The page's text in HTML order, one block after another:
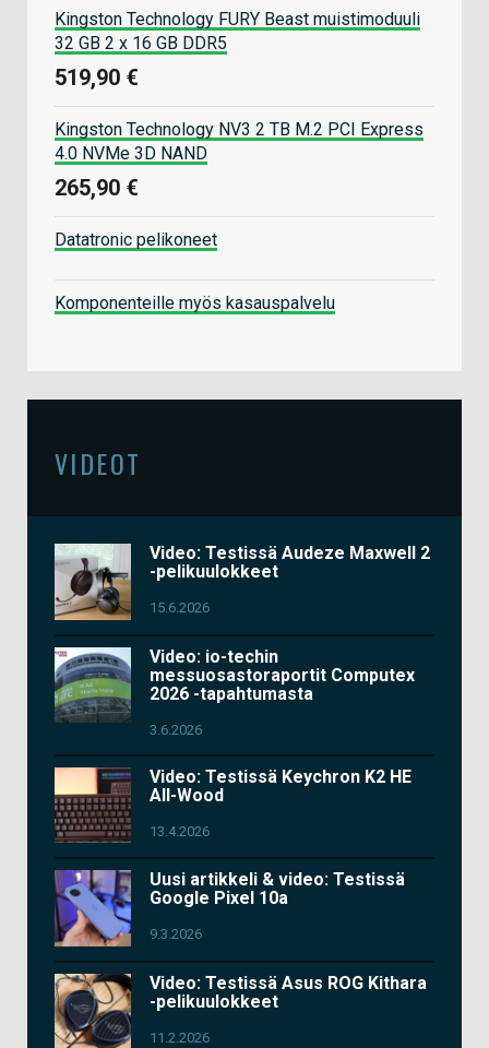
Kingston Technology FURY Beast muistimoduuli
32 GB 2 x 16 GB DDR5
519,90 €
Kingston Technology NV3 2 TB M.2 PCI Express
4.0 NVMe 3D NAND
265,90 €
Datatronic pelikoneet
Komponenteille myös kasauspalvelu
VIDEOT
Video: Testissä Audeze Maxwell 2
-pelikuulokkeet
15.6.2026
Video: io-techin
messuosastoraportit Computex
2026 -tapahtumasta
3.6.2026
Video: Testissä Keychron K2 HE
All-Wood
13.4.2026
Uusi artikkeli & video: Testissä
Google Pixel 10a
9.3.2026
Video: Testissä Asus ROG Kithara
-pelikuulokkeet
11.2.2026